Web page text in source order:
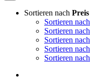
Sortieren nach Preis
Sortieren nach
Sortieren nach
Sortieren nach
Sortieren nach
Sortieren nach